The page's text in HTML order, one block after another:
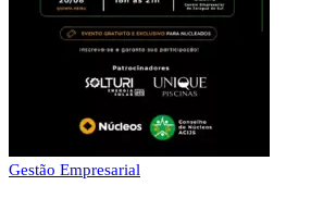
Gestão Empresarial